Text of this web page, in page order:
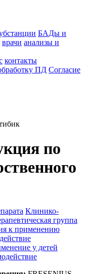
БАДы и
врачи анализы и
контакты
ПД Согласие
по
Клинико-
группа
к применению
у детей